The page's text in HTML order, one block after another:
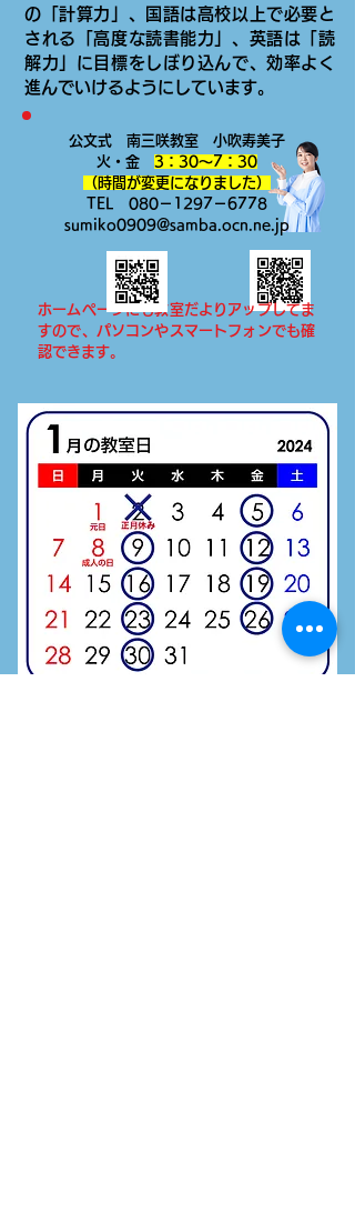
の「計算力」、国語は高校以上で必要と
される「高度な読書能力」、英語は「読
解力」に目標をしぼり込んで、効率よく
進んでいけるようにしています。
公文式 南三咲教室 小吹寿美子
火・金 3：30～7：30
​​（時間が変更になりました）
TEL 080－1297－6778
sumiko0909@samba.ocn.ne.jp
ホームページにも教室だよりアップしてま
すので、パソコンやスマートフォンでも確
認できます。